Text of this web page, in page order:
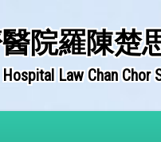
院羅陳楚
Hospital Law Chan Chor